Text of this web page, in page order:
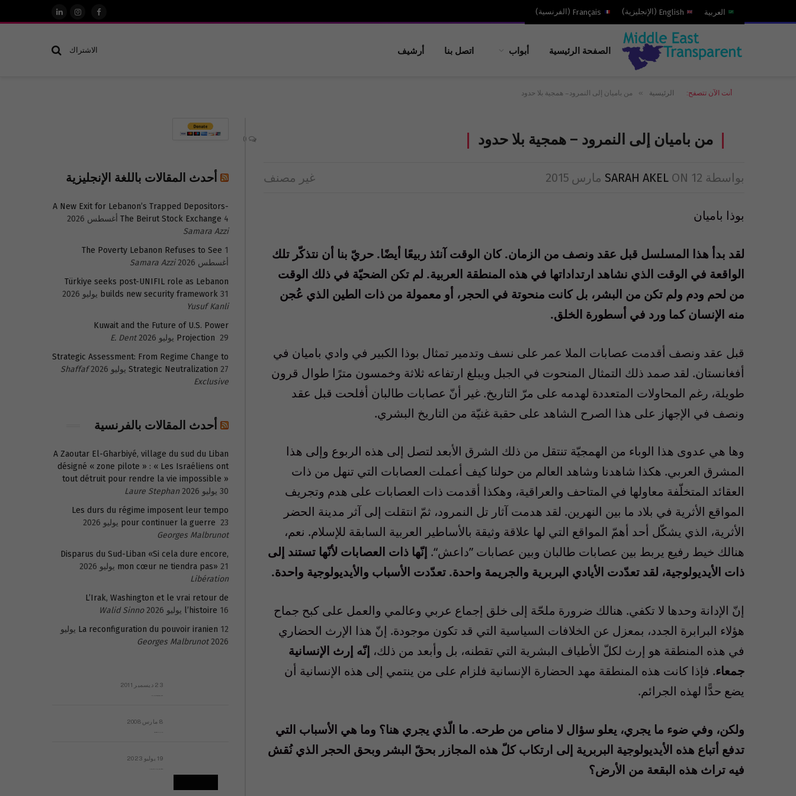
العربية English
( الإنجليزية)
Français
( الفرنسية)
فيسبوكالانستغرام
لينكدإن
الصفحة الرئيسية أبواب اتصل بنا أرشيف الاشتراك
أنت الآن تتصفح: الرئيسية » من باميان إلى النمرود – همجية بلا حدود
من باميان إلى النمرود – همجية بلا حدود
بواسطة SARAH AKEL ON 12 مارس 2015 غير مصنف
بوذا باميان
لقد بدأ هذا المسلسل قبل عقد ونصف من الزمان. كان الوقت آنئذ ربيعًا أيضًا. حريّ بنا أن نتذكّر تلك
الواقعة في الوقت الذي نشاهد ارتداداتها في هذه المنطقة العربية. لم تكن الضحيّة في ذلك الوقت
من لحم ودم ولم تكن من البشر، بل كانت منحوتة في الحجر، أو معمولة من ذات الطين الذي عُجن
منه الإنسان كما ورد في أسطورة الخلق.
قبل عقد ونصف أقدمت عصابات الملا عمر على نسف وتدمير تمثال بوذا الكبير في وادي باميان في
أفغانستان. لقد صمد ذلك التمثال المنحوت في الجبل ويبلغ ارتفاعه ثلاثة وخمسون مترًا طوال قرون
طويلة، رغم المحاولات المتعددة لهدمه على مرّ التاريخ. غير أنّ عصابات طالبان أفلحت قبل عقد
ونصف في الإجهاز على هذا الصرح الشاهد على حقبة غنيّة من التاريخ البشري.
وها هي عدوى هذا الوباء من الهمجيّة تنتقل من ذلك الشرق الأبعد لتصل إلى هذه الربوع وإلى هذا
المشرق العربي. هكذا شاهدنا وشاهد العالم من حولنا كيف أعملت العصابات التي تنهل من ذات
العقائد المتخلّفة معاولها في المتاحف والعراقية، وهكذا أقدمت ذات العصابات على هدم وتجريف
المواقع الأثرية في بلاد ما بين النهرين. لقد هدمت آثار تل النمرود، ثمّ انتقلت إلى آثر مدينة الحضر
الأثرية، الذي يشكّل أحد أهمّ المواقع التي لها علاقة وثيقة بالأساطير العربية السابقة للإسلام. نعم،
هنالك خيط رفيع يربط بين عصابات طالبان وبين عصابات ”داعش“. إنّها ذات العصابات لأنّها تستند إلى
ذات الأيديولوجية، لقد تعدّدت الأيادي البربرية والجريمة واحدة. تعدّدت الأسباب والأيديولوجية واحدة.
إنّ الإدانة وحدها لا تكفي. هنالك ضرورة ملحّة إلى خلق إجماع عربي وعالمي والعمل على كبح جماح
هؤلاء البرابرة الجدد، بمعزل عن الخلافات السياسية التي قد تكون موجودة. إنّ هذا الإرث الحضاري
في هذه المنطقة هو إرث لكلّ الأطياف البشرية التي تقطنه، بل وأبعد من ذلك، إنّه إرث الإنسانية
جمعاء. فإذا كانت هذه المنطقة مهد الحضارة الإنسانية فلزام على من ينتمي إلى هذه الإنسانية أن
يضع حدًّا لهذه الجرائم.
ولكن، وفي ضوء ما يجري، يعلو سؤال لا مناص من طرحه. ما الّذي يجري هنا؟ وما هي الأسباب التي
تدفع أتباع هذه الأيديولوجية البربرية إلى ارتكاب كلّ هذه المجازر بحقّ البشر وبحق الحجر الذي نُقش
فيه تراث هذه البقعة من الأرض؟
أحدث المقالات باللغة الإنجليزية
A New Exit for Lebanon’s Trapped Depositors-
The Beirut Stock Exchange 4 أغسطس 2026
Samara Azzi
The Poverty Lebanon Refuses to See 1
أغسطس 2026
Samara Azzi
Türkiye seeks post-UNIFIL role as Lebanon
builds new security framework 31 يوليو 2026
Yusuf Kanli
Kuwait and the Future of U.S. Power
Projection 29 يوليو 2026
E. Dent
Strategic Assessment: From Regime Change to
Strategic Neutralization 27 يوليو 2026
Shaffaf
Exclusive
أحدث المقالات بالفرنسية
A Zaoutar El-Gharbiyé, village du sud du Liban
désigné « zone pilote » : « Les Israéliens ont
tout détruit pour rendre la vie impossible »
30 يوليو 2026
Laure Stephan
Les durs du régime imposent leur tempo
pour continuer la guerre 23 يوليو 2026
Georges Malbrunot
Disparus du Sud-Liban «Si cela dure encore,
mon cœur ne tiendra pas» 21 يوليو 2026
Libération
L’Irak, Washington et le vrai retour de
l’histoire 16 يوليو 2026
Walid Sinno
La reconfiguration du pouvoir iranien 12 يوليو
2026
Georges Malbrunot
23 ديسمبر 2011
8 مارس 2008
19 يوليو 2023